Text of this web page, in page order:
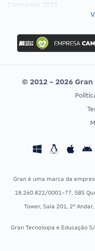
Concursos 2025
Concurso Ibama
Concurso MPU
Editais publicados
CONCURSOS POR
Concursos Fiscais
Residência Multiprofissional
© 2012 - 2026
Gran é uma marca da
18.260.822/0001-77, SBS
Tower, Sala 201, 2º
Gran Tecnologia e Educação